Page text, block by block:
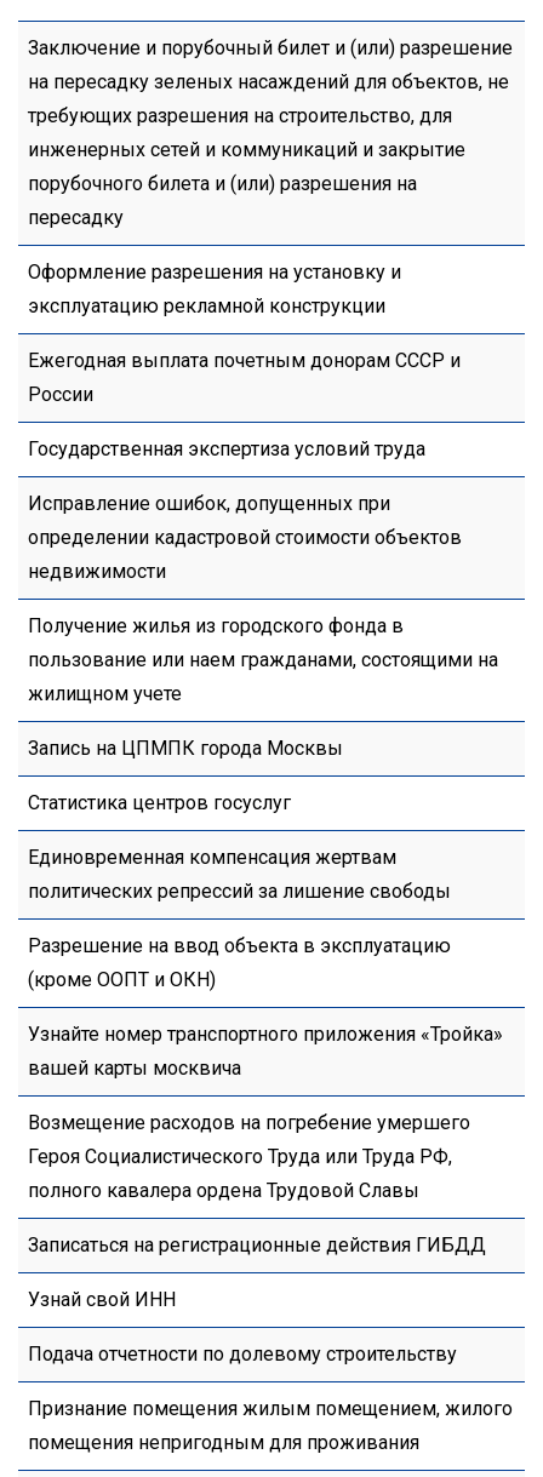
Заключение и порубочный билет и (или) разрешение
на пересадку зеленых насаждений для объектов, не
требующих разрешения на строительство, для
инженерных сетей и коммуникаций и закрытие
порубочного билета и (или) разрешения на
пересадку
Оформление разрешения на установку и
эксплуатацию рекламной конструкции
Ежегодная выплата почетным донорам СССР и
России
Государственная экспертиза условий труда
Исправление ошибок, допущенных при
определении кадастровой стоимости объектов
недвижимости
Получение жилья из городского фонда в
пользование или наем гражданами, состоящими на
жилищном учете
Запись на ЦПМПК города Москвы
Статистика центров госуслуг
Единовременная компенсация жертвам
политических репрессий за лишение свободы
Разрешение на ввод объекта в эксплуатацию
(кроме ООПТ и ОКН)
Узнайте номер транспортного приложения «Тройка»
вашей карты москвича
Возмещение расходов на погребение умершего
Героя Социалистического Труда или Труда РФ,
полного кавалера ордена Трудовой Славы
Записаться на регистрационные действия ГИБДД
Узнай свой ИНН
Подача отчетности по долевому строительству
Признание помещения жилым помещением, жилого
помещения непригодным для проживания